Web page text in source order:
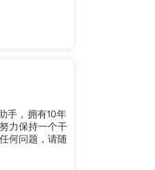
手，拥有10年
力保持一个干
何问题，请随